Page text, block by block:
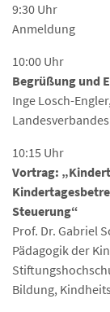
9:30 Uhr
Anmeldung
10:00 Uhr
Begrüßung und
Inge Losch-
10:15 Uhr
Vortrag:
Steuerung“
Prof. Dr. Gabriel
Pädagogik der
Bildung,